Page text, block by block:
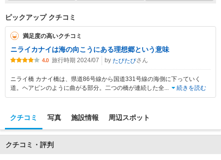
ピックアップ クチコミ
満足度の高いクチコミ
ニライカナイは海の向こうにある理想郷という意味
4.0 旅行時期 2024/07 by たびたびさん
ニライ橋 カナイ橋は、県道86号線から国道331号線の海側に下っていく
道。ヘアピンのように曲がる部分。二つの橋が連続した全... 続きを読む
クチコミ 写真 施設情報 周辺スポット
クチコミ・評判